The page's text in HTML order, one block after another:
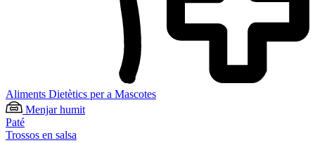
Aliments Dietètics per a Mascotes
Menjar humit
Paté
Trossos en salsa